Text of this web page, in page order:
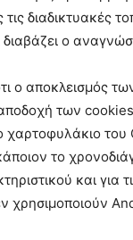
διαδικτυακές
διαβάζει ο
ο αποκλεισμός
των
χαρτοφυλάκιο
το
και για
χρησιμοποιούν